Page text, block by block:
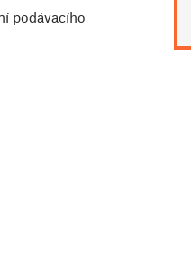
podávacího